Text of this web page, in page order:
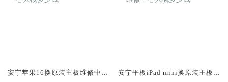
安宁苹果16换原装主板维修中心
安宁平板iPad mini换原装主板维